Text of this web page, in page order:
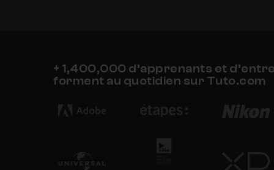
+ 1,400,000 d’apprenants et
forment au quotidien sur Tuto.com